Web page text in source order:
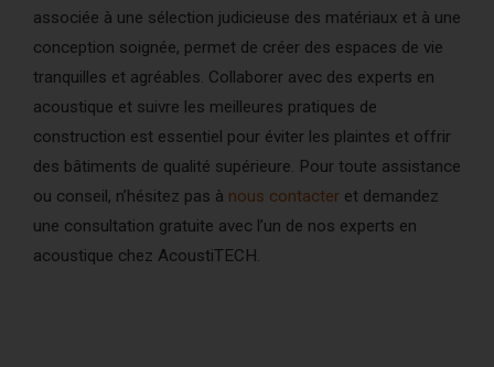
associée à une sélection judicieuse des matériaux et à une
conception soignée, permet de créer des espaces de vie
tranquilles et agréables. Collaborer avec des experts en
acoustique et suivre les meilleures pratiques de
construction est essentiel pour éviter les plaintes et offrir
des bâtiments de qualité supérieure. Pour toute assistance
ou conseil, n’hésitez pas à nous contacter et demandez
une consultation gratuite avec l’un de nos experts en
acoustique chez AcoustiTECH.